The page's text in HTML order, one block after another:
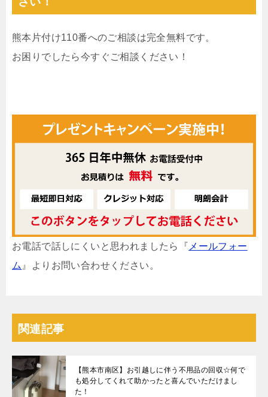
熊本片付け110番へのご相談は完全無料です。
お困りでしたら今すぐご相談ください！
お電話で話しにくいと思われましたら『 メールフォー
ム 』よりお問い合わせください。
関連記事
【熊本市南区】お引越しに伴う不用品の回収☆何で
も処分してくれて助かったと喜んでいただけまし
た！